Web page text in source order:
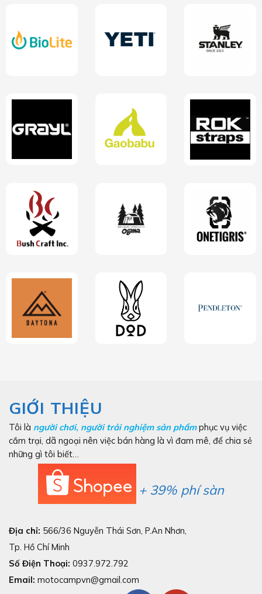
GIỚI THIỆU
Tôi là người chơi, người trải nghiệm sản phẩmphục vụ việc
cắm trại, dã ngoại nên việc bán hàng là vì đam mê, để chia sẻ
những gì tôi biết…
+ 39% phí sàn
Địa chỉ: 566/36 Nguyễn Thái Sơn, P.An Nhơn,
Tp. Hồ Chí Minh
Số Điện Thoại: 0937.972.792
Email: motocampvn@gmail.com